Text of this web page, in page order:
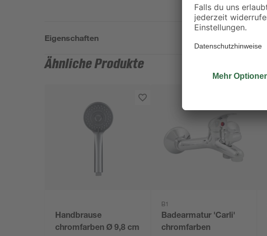
Eigenschaften
Ähnliche Produkte
Handbrause
chromfarben Ø 9,8 cm
B1
Badearmatur 'Carli'
chromfarben